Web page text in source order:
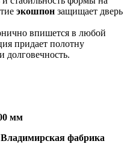
экошпон защищает дверь
впишется в любой
придает полотну
долговечность.
мм
фабрика